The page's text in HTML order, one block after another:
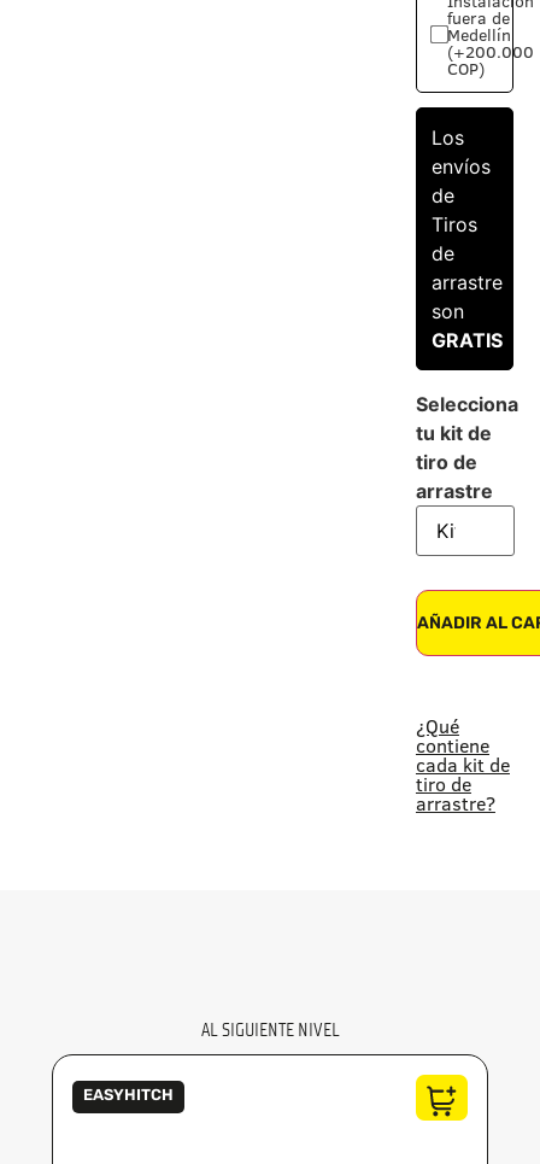
fuera de
Medellín
(+200.000
COP)
Los
envíos
de
Tiros
de
arrastre
son
GRATIS
Selecciona
tu kit de
tiro de
arrastre
AÑADIR AL
¿Qué
contiene
cada kit de
tiro de
arrastre?
AL SIGUIENTE NIVEL
EASYHITCH